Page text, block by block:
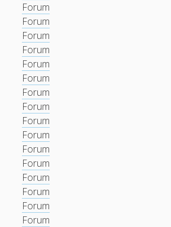
Forum
Forum
Forum
Forum
Forum
Forum
Forum
Forum
Forum
Forum
Forum
Forum
Forum
Forum
Forum
Forum